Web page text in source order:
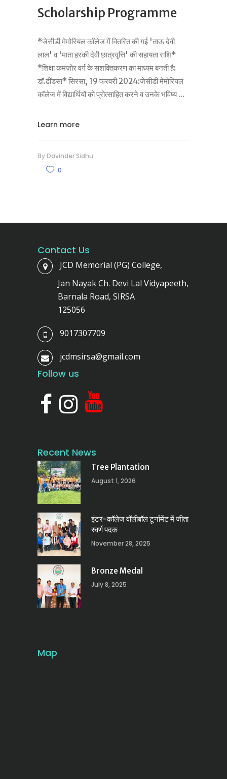
Scholarship Programme
*जेसीडी मेमोरियल कॉलेज में वितरित की गई 'ताऊ देवी
लाल' व 'माता हरकी देवी छात्रवृत्ति' की सहायता राशि*
*शिक्षा कमज़ोर वर्ग के सशक्तिकरण का माध्यम बनती है:
डॉ.ढींडसा* सिरसा, 19 फरवरी 2024:जेसीडी मेमोरियल
कॉलेज में विद्यार्थियों को प्रोत्साहित करने व उनके भविष्य
Learn more
By Davinder Sidhu
0
Contact Us
JCD Memorial (PG) College,
Jan Nayak Ch. Devi Lal Vidyapeeth,
Barnala Road, SIRSA
125056
9017307709
jcdmsirsa@gmail.com
Follow us
Recent News
Tree Plantation
August 1, 2026
इंटर-कॉलेज वॉलीबॉल टूर्नामेंट में जीता
स्वर्ण पदक
November 28, 2025
Bronze Medal
July 8, 2025
Map